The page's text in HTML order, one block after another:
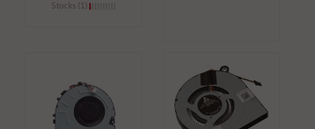
Stocks (1)
carrito